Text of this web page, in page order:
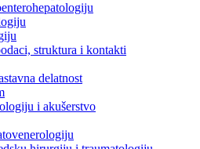
struktura i kontakti
delatnost
i akušerstvo